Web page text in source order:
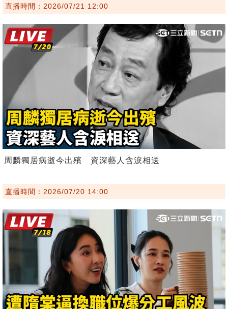
直播時間：2026/07/21 12:00
周麟獨居病逝今出殯 資深藝人含淚相送
直播時間：2026/07/20 14:00